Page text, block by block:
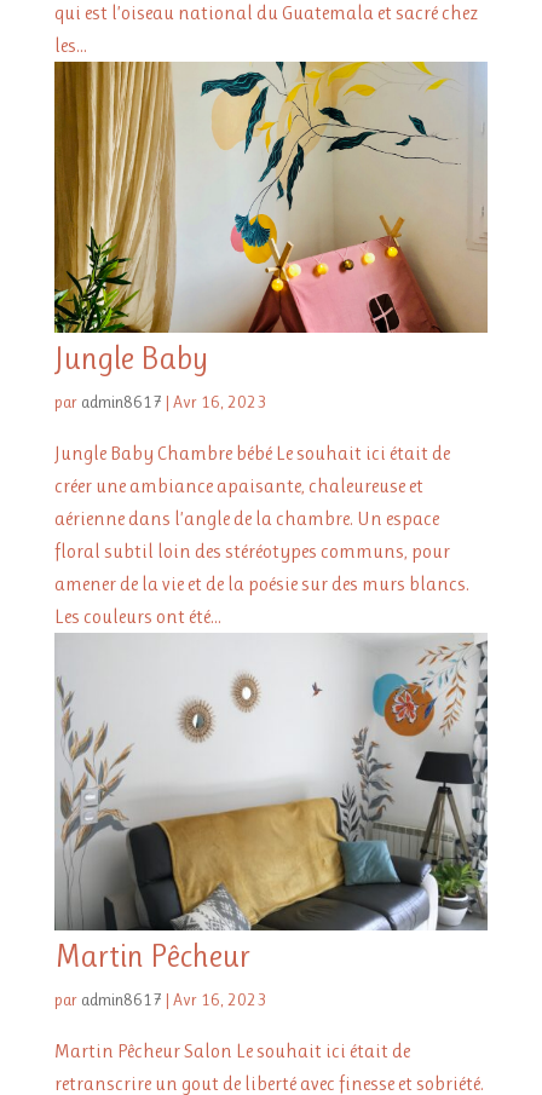
qui est l’oiseau national du Guatemala et sacré chez
les...
Jungle Baby
par admin8617 | Avr 16, 2023
Jungle Baby Chambre bébé Le souhait ici était de
créer une ambiance apaisante, chaleureuse et
aérienne dans l’angle de la chambre. Un espace
floral subtil loin des stéréotypes communs, pour
amener de la vie et de la poésie sur des murs blancs.
Les couleurs ont été...
Martin Pêcheur
par admin8617 | Avr 16, 2023
Martin Pêcheur Salon Le souhait ici était de
retranscrire un gout de liberté avec finesse et sobriété.